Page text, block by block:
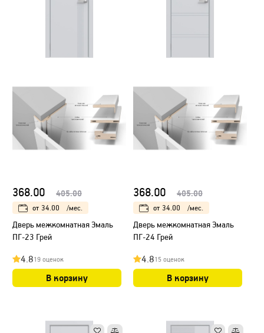
368.00 405.00
от 34.00 /мес.
Дверь межкомнатная Эмаль
ПГ-23 Грей
4.819 оценок
В корзину
368.00 405.00
от 34.00 /мес.
Дверь межкомнатная Эмаль
ПГ-24 Грей
4.815 оценок
В корзину